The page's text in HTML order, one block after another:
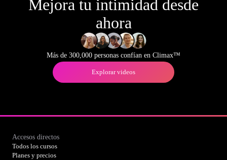
Mejora tu intimidad desde
ahora
Más de 300,000 personas confían en Climax™
Explorar videos
Accesos directos
Todos los cursos
Planes y precios